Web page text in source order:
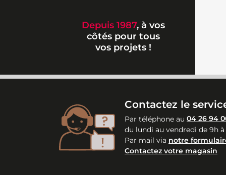
Depuis 1987, à vos
côtés pour tous
vos projets !
Contactez le
Par téléphone au 04 26 94
du lundi au vendredi de 9h à
Par mail via notre
Contactez votre magasin